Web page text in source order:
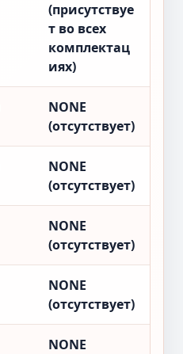
(присутствуе
т во всех
комплектац
иях)
NONE
(отсутствует)
NONE
(отсутствует)
NONE
(отсутствует)
NONE
(отсутствует)
NONE